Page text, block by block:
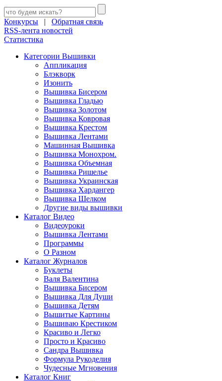
Конкурсы | Обратная связь
RSS-лента новостей
Статистика
Категории Вышивки
Аппликация
Блэкворк
Изонить
Вышивка Бисером
Вышивка Гладью
Вышивка Золотом
Вышивка Ковровая
Вышивка Крестом
Вышивка Лентами
Машинная Вышивка
Вышивка Монохром.
Вышивка Объемная
Вышивка Ришелье
Вышивка Украинская
Вышивка Хардангер
Вышивка Шелком
Другие виды вышивки
Каталог Видео
Видеоуроки
Вышивка Лентами
Программы
О Разном
Каталог Журналов
Буклеты
Валя Валентина
Вышивка Бисером
Вышивка Для Души
Вышивка Детям
Вышитые Картины
Вышиваю Крестиком
Красиво и Легко
Просто и Красиво
Сандра Вышивка
Формула Рукоделия
Чудесные Мгновения
Каталог Книг